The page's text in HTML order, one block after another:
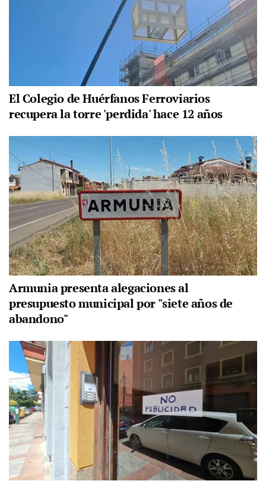
El Colegio de Huérfanos Ferroviarios
recupera la torre 'perdida' hace 12 años
Armunia presenta alegaciones al
presupuesto municipal por "siete años de
abandono"